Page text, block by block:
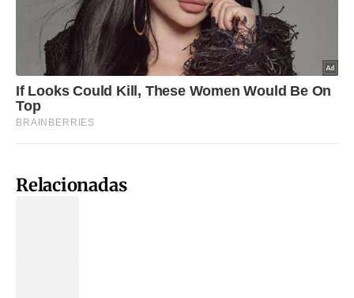
Relacionadas